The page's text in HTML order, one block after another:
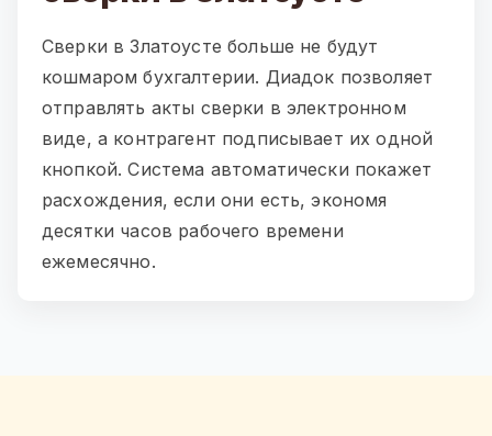
Сверки в Златоусте больше не будут
кошмаром бухгалтерии. Диадок позволяет
отправлять акты сверки в электронном
виде, а контрагент подписывает их одной
кнопкой. Система автоматически покажет
расхождения, если они есть, экономя
десятки часов рабочего времени
ежемесячно.